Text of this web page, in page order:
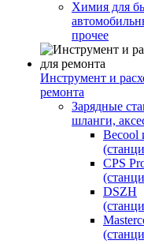
Химия для
прочее
Инструмент и
ремонта
Зарядные
шланги,
Becool
CPS
DSZH